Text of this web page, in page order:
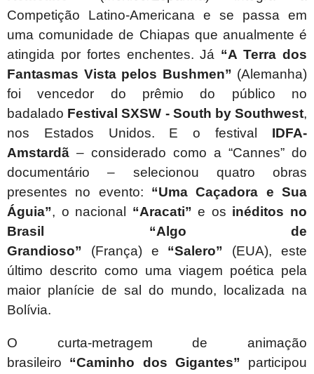
Competição Latino-Americana e se passa em
uma comunidade de Chiapas que anualmente é
atingida por fortes enchentes. Já “A Terra dos
Fantasmas Vista pelos Bushmen” (Alemanha)
foi vencedor do prêmio do público no
badalado Festival SXSW - South by Southwest,
nos Estados Unidos. E o festival IDFA-
Amstardã – considerado como a “Cannes” do
documentário – selecionou quatro obras
presentes no evento: “Uma Caçadora e Sua
Águia”, o nacional “Aracati” e os inéditos no
Brasil
“Algo de
Grandioso” (França)e “Salero”
(EUA), este
último descrito como uma viagem poética pel a
maior planície de sal do mundo, localizada na
Bolívia.
O curta-metragem de animação
brasileiro “Caminho dos Gigantes” participou